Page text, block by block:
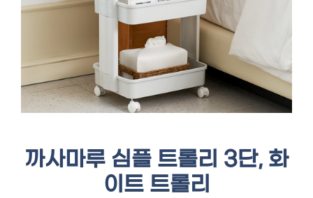
까사마루 심플 트롤리 3단, 화
이트 트롤리